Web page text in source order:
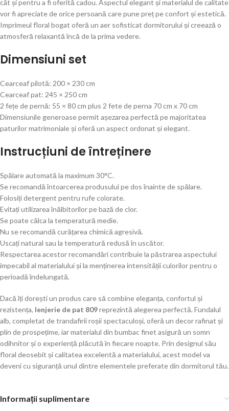
cât și pentru a fi oferită cadou. Aspectul elegant și materialul de calitate
vor fi apreciate de orice persoană care pune preț pe confort și estetică.
Imprimeul floral bogat oferă un aer sofisticat dormitorului și creează o
atmosferă relaxantă încă de la prima vedere.
Dimensiuni set
Cearceaf pilotă: 200 × 230 cm
Cearceaf pat: 245 × 250 cm
2 fețe de pernă: 55 × 80 cm plus 2 fete de perna 70 cm x 70 cm
Dimensiunile generoase permit așezarea perfectă pe majoritatea
paturilor matrimoniale și oferă un aspect ordonat și elegant.
Instrucțiuni de întreținere
Spălare automată la maximum 30°C.
Se recomandă întoarcerea produsului pe dos înainte de spălare.
Folosiți detergent pentru rufe colorate.
Evitați utilizarea înălbitorilor pe bază de clor.
Se poate călca la temperatură medie.
Nu se recomandă curățarea chimică agresivă.
Uscați natural sau la temperatură redusă în uscător.
Respectarea acestor recomandări contribuie la păstrarea aspectului
impecabil al materialului și la menținerea intensității culorilor pentru o
perioadă îndelungată.
Dacă îți dorești un produs care să combine eleganța, confortul și
rezistența, lenjerie de pat 809reprezintă alegerea perfectă. Fundalul
alb, completat de trandafirii roșii spectaculoși, oferă un decor rafinat și
plin de prospețime, iar materialul din bumbac finet asigură un somn
odihnitor și o experiență plăcută în fiecare noapte. Prin designul său
floral deosebit și calitatea excelentă a materialului, acest model va
deveni cu siguranță unul dintre elementele preferate din dormitorul tău.
Informații suplimentare